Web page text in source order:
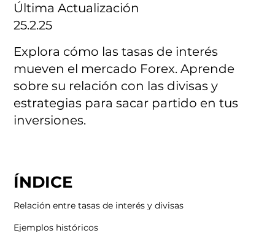
ÍNDICE
Relación entre tasas de interés y divisas
Ejemplos históricos
Última Actualización
25.2.25
Explora cómo las tasas de interés
mueven el mercado Forex. Aprende
sobre su relación con las divisas y
estrategias para sacar partido en tus
inversiones.